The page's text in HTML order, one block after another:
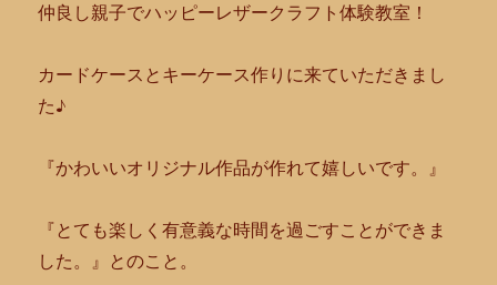
仲良し親子でハッピーレザークラフト体験教室！
カードケースとキーケース作りに来ていただきまし
た♪
『かわいいオリジナル作品が作れて嬉しいです。』
『とても楽しく有意義な時間を過ごすことができま
した。』 とのこと。